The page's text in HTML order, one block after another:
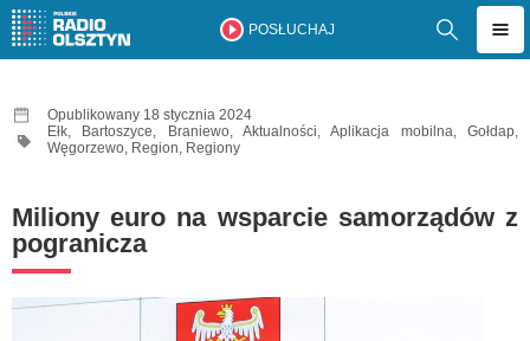
POSŁUCHAJ
Opublikowany 18 stycznia 2024
Ełk, Bartoszyce, Braniewo,Aktualności,Aplikacja mobilna,Gołdap,
Węgorzewo, Region, Regiony
Miliony euro na wsparcie samorządów z
pogranicza